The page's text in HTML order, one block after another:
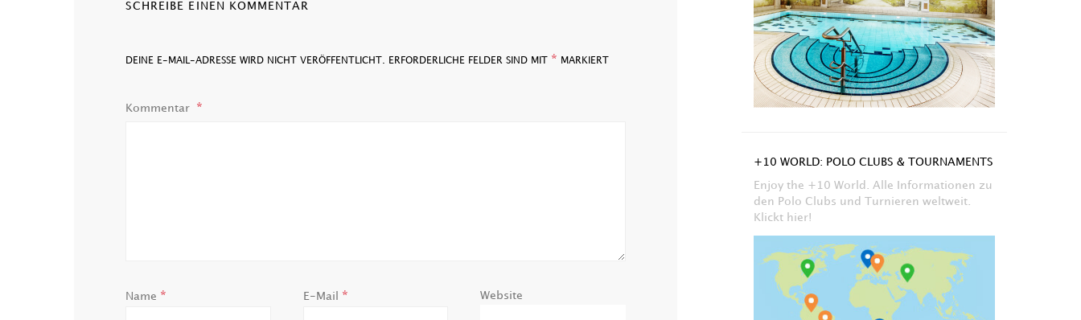
SCHREIBE EINEN KOMMENTAR
DEINE E-MAIL-ADRESSE WIRD NICHT VERÖFFENTLICHT. ERFORDERLICHE FELDER SIND MIT * MARKIERT
Kommentar
Name * E-Mail * Website
+10 WORLD: POLO CLUBS & TOURNAMENTS
Enjoy the +10 World. Alle Informationen zu
den Polo Clubs und Turnieren weltweit.
Klickt hier!